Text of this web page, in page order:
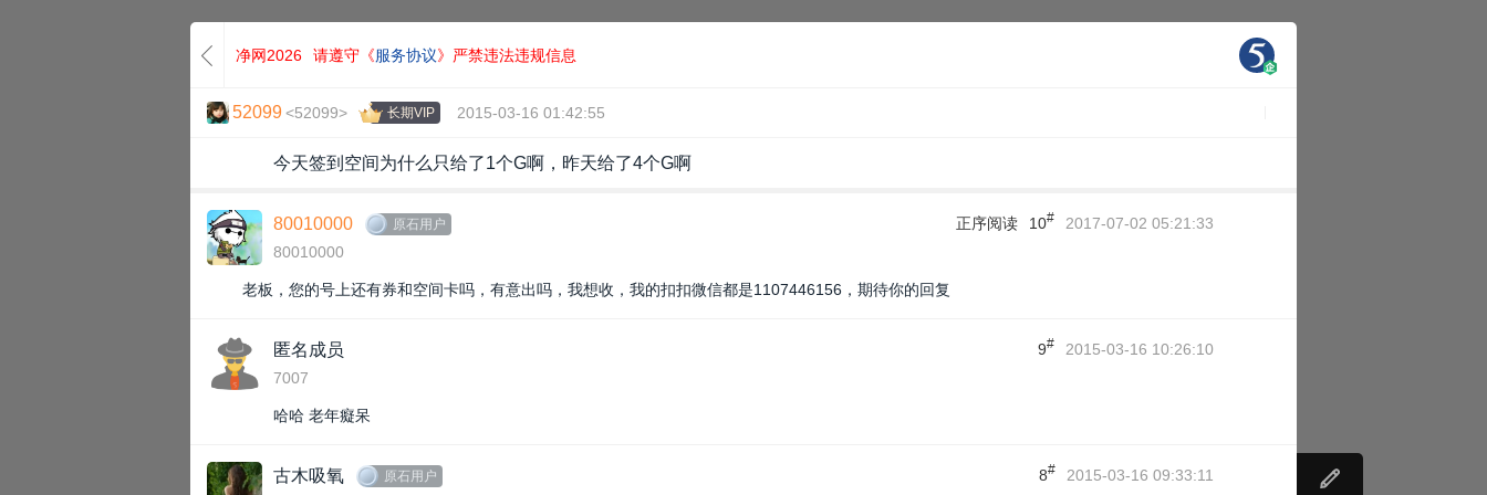
净网2026 请遵守《服务协议》严禁违法违规信息
52099<52099> 长期VIP 2015-03-16 01:42:55
今天签到空间为什么只给了1个G啊，昨天给了4个G啊
80010000 原石用户
80010000
正序阅读 10# 2017-07-02 05:21:33
老板，您的号上还有券和空间卡吗，有意出吗，我想收，我的扣扣微信都是1107446156，期待你的回复
匿名成员
7007
9# 2015-03-16 10:26:10
哈哈 老年癡呆
古木吸氧 原石用户 8# 2015-03-16 09:33:11